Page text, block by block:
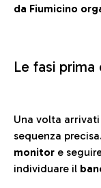
da Fiumicino
Le fasi prima
Una volta
sequenza
monitor e
individuare il